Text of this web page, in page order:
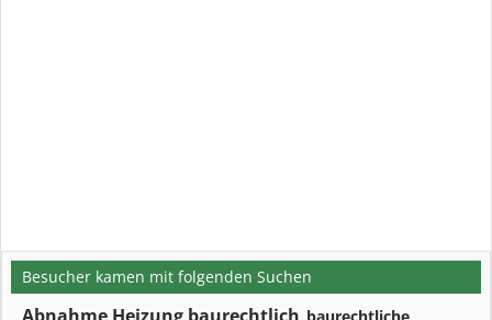
Besucher kamen mit folgenden Suchen